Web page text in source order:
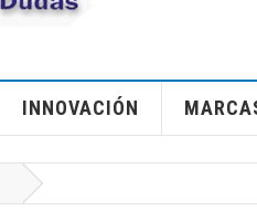
INNOVACIÓN